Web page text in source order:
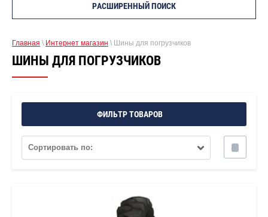
РАСШИРЕННЫЙ ПОИСК
Главная \ Интернет магазин \ Шины для погрузчиков
ШИНЫ ДЛЯ ПОГРУЗЧИКОВ
ФИЛЬТР ТОВАРОВ
Сортировать по: